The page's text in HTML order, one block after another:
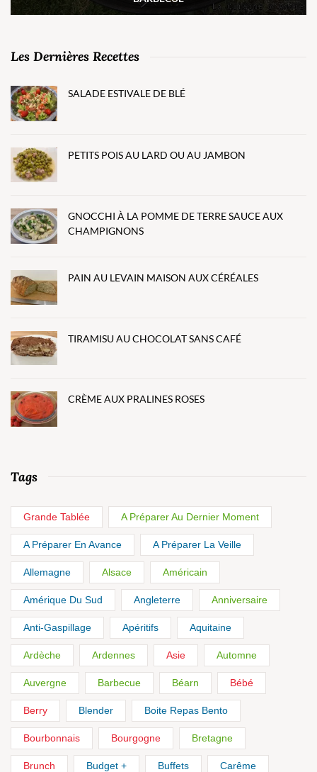
Les Dernières Recettes
SALADE ESTIVALE DE BLÉ
PETITS POIS AU LARD OU AU JAMBON
GNOCCHI À LA POMME DE TERRE SAUCE AUX
CHAMPIGNONS
PAIN AU LEVAIN MAISON AUX CÉRÉALES
TIRAMISU AU CHOCOLAT SANS CAFÉ
CRÈME AUX PRALINES ROSES
Tags
Grande Tablée A Préparer Au Dernier Moment
A Préparer En Avance A Préparer La Veille
Allemagne Alsace Américain
Amérique Du Sud Angleterre Anniversaire
Anti-Gaspillage Apéritifs Aquitaine
Ardèche Ardennes Asie Automne
Auvergne Barbecue Béarn Bébé
Berry Blender Boite Repas Bento
Bourbonnais Bourgogne Bretagne
Brunch Budget + Buffets Carême